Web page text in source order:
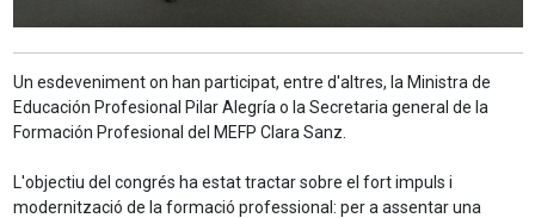
Un esdeveniment on han participat, entre d'altres, la Ministra de
Educación Profesional Pilar Alegría o la Secretaria general de la
Formación Profesional del MEFP Clara Sanz.
L'objectiu del congrés ha estat tractar sobre el fort impuls i
modernització de la formació professional: per a assentar una